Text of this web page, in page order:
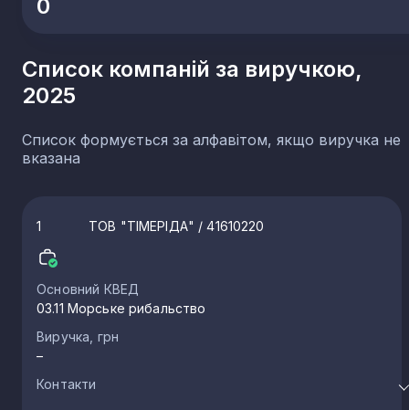
0
Список компаній за виручкою,
2025
Список формується за алфавітом, якщо виручка не
вказана
1 ТОВ "ТІМЕРІДА" / 41610220
Основний КВЕД
03.11 Морське рибальство
Виручка, грн
–
Контакти